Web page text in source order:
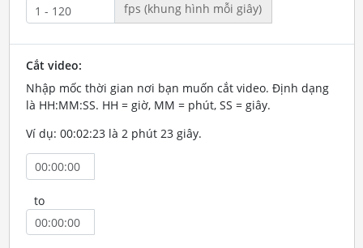
fps (khung hình mỗi giây)
Cắt video:
Nhập mốc thời gian nơi bạn muốn cắt video. Định dạng
là HH:MM:SS. HH = giờ, MM = phút, SS = giây.
Ví dụ: 00:02:23 là 2 phút 23 giây.
to